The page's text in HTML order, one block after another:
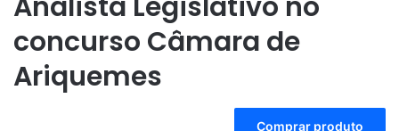
Analista Legislativo no
concurso Câmara de
Ariquemes
Comprar produto